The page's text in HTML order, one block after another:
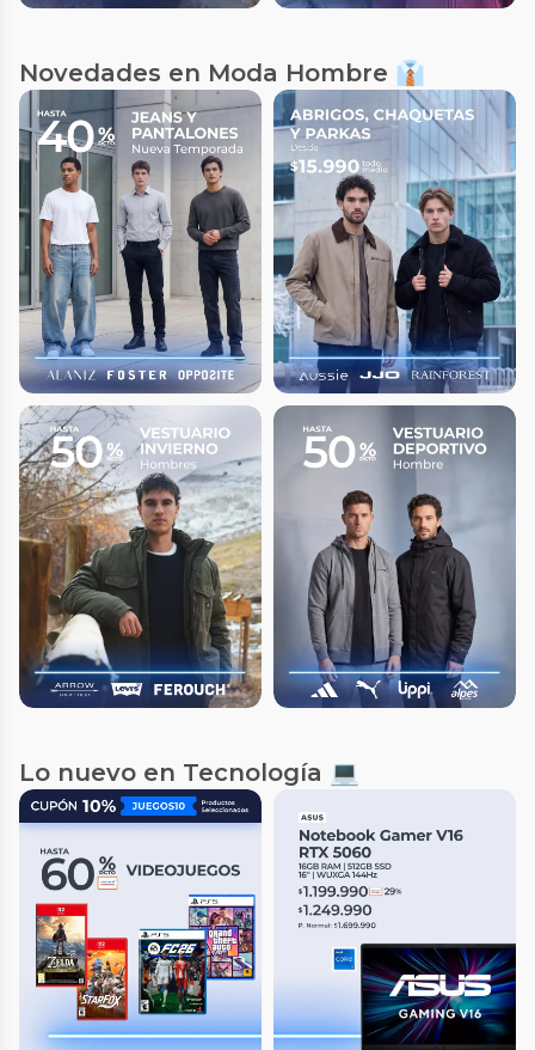
Novedades en Moda Hombre 👔
Lo nuevo en Tecnología 💻